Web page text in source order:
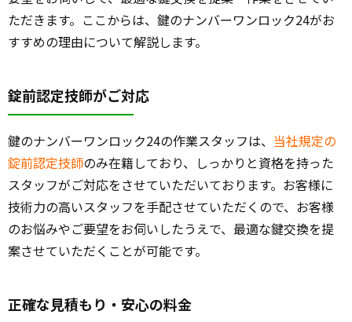
ただきます。ここからは、鍵のナンバーワンロック24がお
すすめの理由について解説します。
錠前認定技師がご対応
鍵のナンバーワンロック24の作業スタッフは、 当社規定の
錠前認定技師のみ在籍しており、しっかりと資格を持った
スタッフがご対応をさせていただいております。お客様に
技術力の高いスタッフを手配させていただくので、お客様
のお悩みやご要望をお伺いしたうえで、最適な鍵交換を提
案させていただくことが可能です。
正確な見積もり・安心の料金